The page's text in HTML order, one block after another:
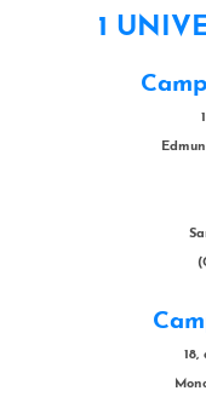
1
18,